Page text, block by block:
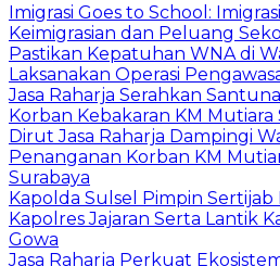
Imigrasi Goes to School:
Keimigrasian dan Peluang
Pastikan Kepatuhan WNA di
Laksanakan Operasi
Jasa Raharja Serahkan
Korban Kebakaran KM Mutiara
Dirut Jasa Raharja Dampingi
Penanganan Korban KM
Surabaya
Kapolda Sulsel Pimpin
Kapolres Jajaran Serta Lantik
Gowa
Jasa Raharja Perkuat